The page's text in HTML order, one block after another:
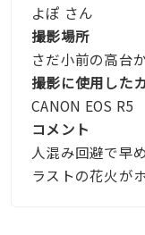
よぽ さん
撮影場所
さだ小前の高台
撮影に使用した
CANON EOS R5
コメント
人混み回避で早
ラストの花火が